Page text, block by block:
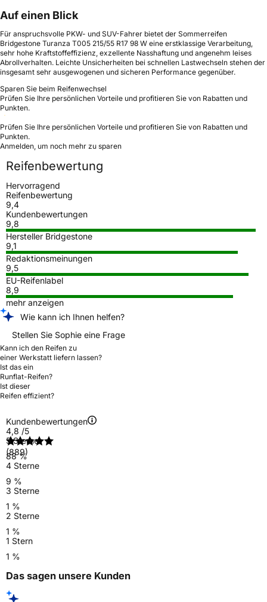
Auf einen Blick
Für anspruchsvolle PKW- und SUV-Fahrer bietet der Sommerreifen
Bridgestone Turanza T005 215/55 R17 98 W eine erstklassige Verarbeitung,
sehr hohe Kraftstoffeffizienz, exzellente Nasshaftung und angenehm leises
Abrollverhalten. Leichte Unsicherheiten bei schnellen Lastwechseln stehen der
insgesamt sehr ausgewogenen und sicheren Performance gegenüber.
Sparen Sie beim Reifenwechsel
Prüfen Sie Ihre persönlichen Vorteile und profitieren Sie von Rabatten und
Punkten.
Prüfen Sie Ihre persönlichen Vorteile und profitieren Sie von Rabatten und
Punkten.
Anmelden, um noch mehr zu sparen
Reifenbewertung
Hervorragend
Reifenbewertung
9,4
Kundenbewertungen
9,8
Hersteller Bridgestone
9,1
Redaktionsmeinungen
9,5
EU-Reifenlabel
8,9
mehr anzeigen
Wie kann ich Ihnen helfen?
Stellen Sie Sophie eine Frage
Kann ich den Reifen zu
einer Werkstatt liefern lassen?
Ist das ein
Runflat-Reifen?
Ist dieser
Reifen effizient?
Kundenbewertungen
4,8 /5
(889)
5 Sterne
88 %
4 Sterne
9 %
3 Sterne
1 %
2 Sterne
1 %
1 Stern
1 %
Das sagen unsere Kunden